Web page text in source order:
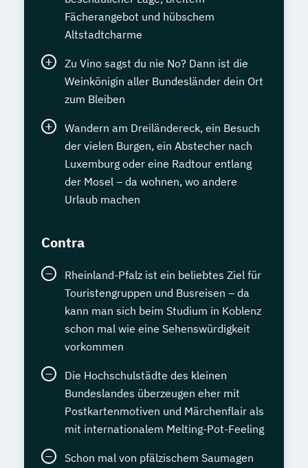
Fächerangebot und hübschem
Altstadtcharme
Zu Vino sagst du nie No? Dann ist die
Weinkönigin aller Bundesländer dein Ort
zum Bleiben
Wandern am Dreiländereck, ein Besuch
der vielen Burgen, ein Abstecher nach
Luxemburg oder eine Radtour entlang
der Mosel – da wohnen, wo andere
Urlaub machen
Contra
Rheinland-Pfalz ist ein beliebtes Ziel für
Touristengruppen und Busreisen – da
kann man sich beim Studium in Koblenz
schon mal wie eine Sehenswürdigkeit
vorkommen
Die Hochschulstädte des kleinen
Bundeslandes überzeugen eher mit
Postkartenmotiven und Märchenflair als
mit internationalem Melting-Pot-Feeling
Schon mal von pfälzischem Saumagen